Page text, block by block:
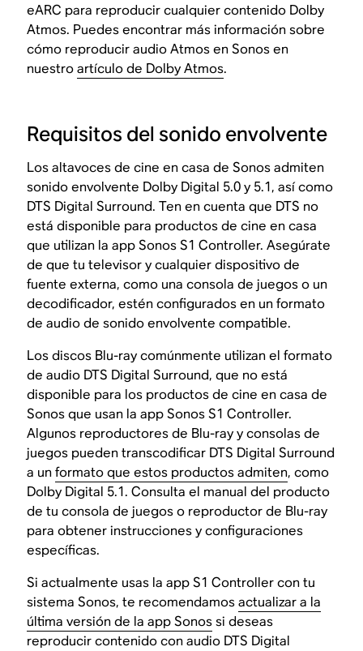
eARC para reproducir cualquier contenido Dolby
Atmos. Puedes encontrar más información sobre
cómo reproducir audio Atmos en Sonos en
nuestroartículo de Dolby Atmos.
Requisitos del sonido envolvente
Los altavoces de cine en casa de Sonos admiten
sonido envolvente Dolby Digital 5.0 y 5.1, así como
DTS Digital Surround. Ten en cuenta que DTS no
está disponible para productos de cine en casa
que utilizan la app Sonos S1 Controller. Asegúrate
de que tu televisor y cualquier dispositivo de
fuente externa, como una consola de juegos o un
decodificador, estén configurados en un formato
de audio de sonido envolvente compatible.
Los discos Blu-ray comúnmente utilizan el formato
de audio DTS Digital Surround, que no está
disponible para los productos de cine en casa de
Sonos que usan la app Sonos S1 Controller.
Algunos reproductores de Blu-ray y consolas de
juegos pueden transcodificar DTS Digital Surround
a unformato que estos productos admiten, como
Dolby Digital 5.1. Consulta el manual del producto
de tu consola de juegos o reproductor de Blu-ray
para obtener instrucciones y configuraciones
específicas.
Si actualmente usas la app S1 Controller con tu
sistema Sonos, te recomendamosactualizar a la
última versión de la app Sonossi deseas
reproducir contenido con audio DTS Digital